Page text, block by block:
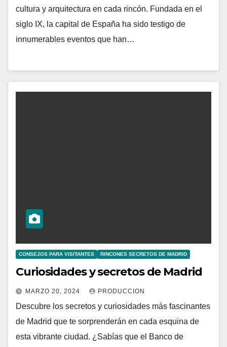
cultura y arquitectura en cada rincón. Fundada en el
siglo IX, la capital de España ha sido testigo de
innumerables eventos que han…
CONSEJOS PARA VISITANTES RINCONES SECRETOS DE MADRID
Curiosidades y secretos de Madrid
MARZO 20, 2024 PRODUCCION
Descubre los secretos y curiosidades más fascinantes
de Madrid que te sorprenderán en cada esquina de
esta vibrante ciudad. ¿Sabías que el Banco de